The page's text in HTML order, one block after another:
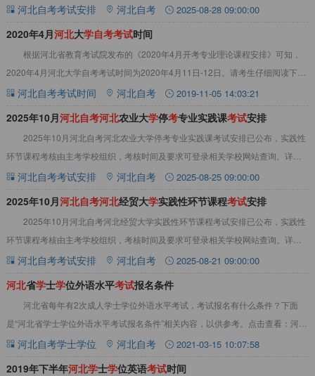
见下文：2025年10月河北自考河北师
河北自考考试安排 河北自考 2025-08-28 09:00:00
2020年4月河北大学自考考试时间
根据河北省教育考试院发布的《2020年4月开考专业理论课程安排》可知，
2020年4月河北大学自考考试时间为2020年4月11日-12日。请考生仔细阅读下面
内容，合理安排时间，准备考
河北自考考试时间 河北自考 2019-11-05 14:03:21
2025年10月河北自考河北农业大学停考专业实践课考试安排
2025年10月河北自考河北农业大学停考专业实践课考试安排已公布，实践性
环节课程考核由主考学校组织，考核时间及要求可登录相关学校网站查询。详情
见下文：2025年10月河北自考河北农
河北自考考试安排 河北自考 2025-08-25 09:00:00
2025年10月河北自考河北经贸大学实践性环节课程考试安排
2025年10月河北自考河北经贸大学实践性环节课程考试安排已公布，实践性
环节课程考核由主考学校组织，考核时间及要求可登录相关学校网站查询。详情
见下文：2025年10月河北自考河北经
河北自考考试安排 河北自考 2025-08-21 09:00:00
河北省学士学位外语水平考试报名条件
河北省每年有2次成人学士学位外语水平考试，考试报名有什么条件？下面
是“河北省学士学位外语水平考试报名条件”相关内容，以供参考。点击查看：河北
学位英语视频！河北省学士学位外语水平考试
河北自考学士学位 河北自考 2021-03-15 10:07:58
2019年下半年河北学士学位英语考试时间